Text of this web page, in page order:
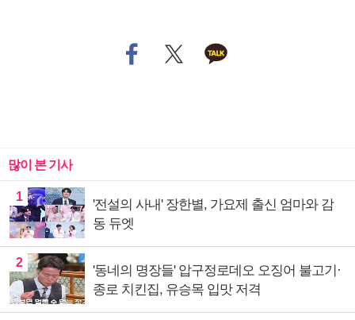
많이 본 기사
1
'전설의 사내' 장한별, 가요제 출신 엄마와 감
동 듀엣
2
'동네의 명장들' 압구정로데오 오징어 불고기·
종로 치킨집, 유승목 입맛 저격